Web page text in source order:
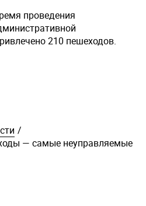
проведения
210 пешеходов.
/
— самые неуправляемые